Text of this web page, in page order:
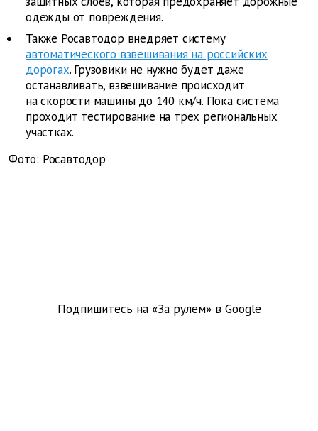
одежды от повреждения.
Также Росавтодор внедряет систему
автоматического взвешивания на российских
дорогах. Грузовики не нужно будет даже
останавливать, взвешивание происходит
на скорости машины до 140 км/ч. Пока система
проходит тестирование на трех региональных
участках.
Фото: Росавтодор
Подпишитесь на «За рулем» в Google